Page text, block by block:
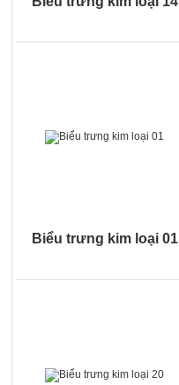
Biểu trưng kim loại 01